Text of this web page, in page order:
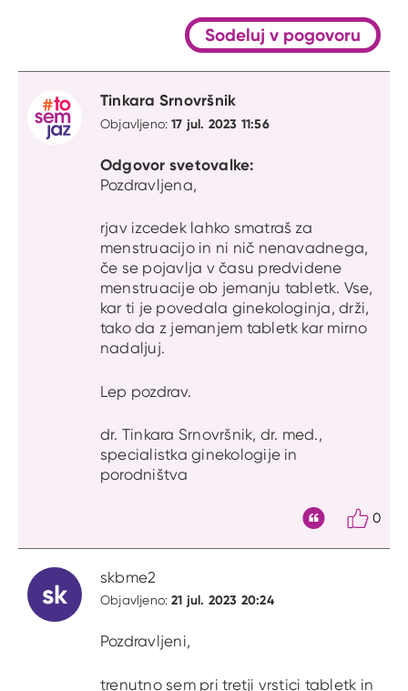
Sodeluj v pogovoru
Tinkara Srnovršnik
Objavljeno:17 jul. 2023 11:56
Odgovor svetovalke:
Pozdravljena,
rjav izcedek lahko smatraš za
menstruacijo in ni nič nenavadnega,
če se pojavlja v času predvidene
menstruacije ob jemanju tabletk. Vse,
kar ti je povedala ginekologinja, drži,
tako da z jemanjem tabletk kar mirno
nadaljuj.
Lep pozdrav.
dr. Tinkara Srnovršnik, dr. med.,
specialistka ginekologije in
porodništva
0
sk
skbme2
Objavljeno:21 jul. 2023 20:24
Pozdravljeni,
trenutno sem pri tretji vrstici tabletk in